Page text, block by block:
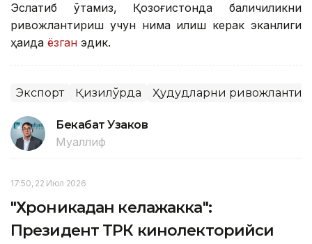
Эслатиб ўтамиз, Қозоғистонда балиқчиликни
ривожлантириш учун нима қилиш керак эканлиги
ҳақида ёзган эдик.
Экспорт Қизилўрда Ҳудудларни
Бекабат Узаков
Муаллиф
17:50, 22 Июл 2026
"Хроникадан келажакка":
Президент ТРК кинолекторийси